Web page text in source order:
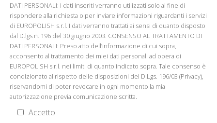
DATI PERSONALI: I dati inseriti verranno utilizzati solo al fine di
rispondere alla richiesta o per inviare informazioni riguardanti i servizi
di EUROPOLISH s.r.l. I dati verranno trattati ai sensi di quanto disposto
dal D.lgs n. 196 del 30 giugno 2003. CONSENSO AL TRATTAMENTO DI
DATI PERSONALI: Preso atto dell’informazione di cui sopra,
acconsento al trattamento dei miei dati personali ad opera di
EUROPOLISH s.r.l. nei limiti di quanto indicato sopra. Tale consenso è
condizionato al rispetto delle disposizioni del D.Lgs. 196/03 (Privacy),
riservandomi di poter revocare in ogni momento la mia
autorizzazione previa comunicazione scritta.
Accetto